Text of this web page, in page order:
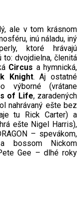
ý, ale v tom krásnom
inú náladu, iný
ktoré hrávajú
to:dvojdielna, členitá
Circus a hymnická,
Knight. Aj ostatné
výborné (vrátane
of Life, zaradených
nahrávaný ešte bez
tu Rick Carter) a
ešte Nigel Harris),
– spevákom,
bossom Nickom
Gee – dlhé roky